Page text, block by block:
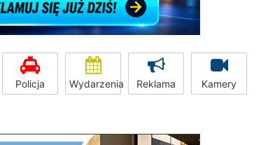
Policja Wydarzenia Reklama Kamery